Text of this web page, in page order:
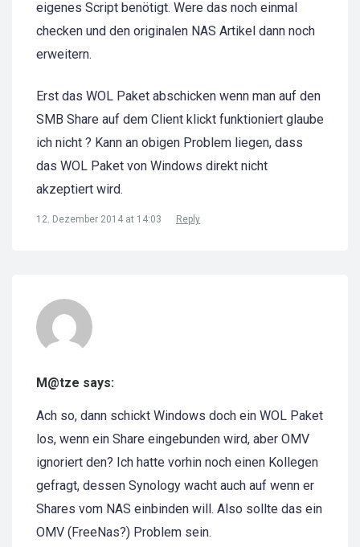
eigenes Script benötigt. Were das noch einmal
checken und den originalen NAS Artikel dann noch
erweitern.
Erst das WOL Paket abschicken wenn man auf den
SMB Share auf dem Client klickt funktioniert glaube
ich nicht ? Kann an obigen Problem liegen, dass
das WOL Paket von Windows direkt nicht
akzeptiert wird.
12. Dezember 2014 at 14:03 Reply
M@tze says:
Ach so, dann schickt Windows doch ein WOL Paket
los, wenn ein Share eingebunden wird, aber OMV
ignoriert den? Ich hatte vorhin noch einen Kollegen
gefragt, dessen Synology wacht auch auf wenn er
Shares vom NAS einbinden will. Also sollte das ein
OMV (FreeNas?) Problem sein.